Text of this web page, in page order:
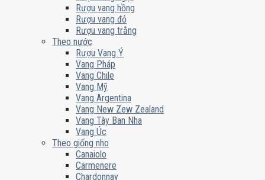
Rượu vang hồng
Rượu vang đỏ
Rượu vang trắng
Theo nước
Rượu Vang Ý
Vang Pháp
Vang Chile
Vang Mỹ
Vang Argentina
Vang New Zew Zealand
Vang Tây Ban Nha
Vang Úc
Theo giống nho
Canaiolo
Carmenere
Chardonnay